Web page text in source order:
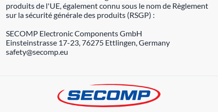
produits de l'UE, également connu sous le nom de Règlement
sur la sécurité générale des produits (RSGP) :
SECOMP Electronic Components GmbH
Einsteinstrasse 17-23, 76275 Ettlingen, Germany
safety@secomp.eu